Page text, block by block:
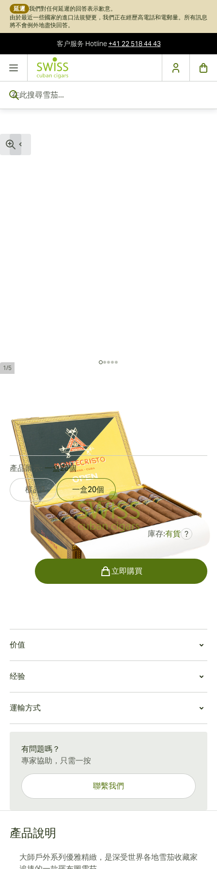
延遲 我們對任何延遲的回答表示歉意。
由於最近一些國家的進口法規變更，我們正在經歷高電話和電郵量。所有訊息
將不會例外地盡快回答。
客户服务 Hotline+41 22 518 44 43
1/5
環規:50 長度:124 mm / 4.9 英寸
0 點評
HK$1,559.64 曾是HK$2,398.24
庫存:有貨 ?
產品展示: 一盒20個
樣品3 一盒20個
立即購買
觀察大師打開的雪茄，您會發現茄皮上有凹凸和紋理，呈
金黃色，帶有美麗的油性光澤。預先點燃後，腳部散發出
甜美的焦糖和穀倉的味道。
在點燃大師公開賽系列賽後，您會注意到第一輪抽籤可能
會很緊張。它們確實打開了，提供了一致的燃燒效果。煙
微苦味，以及胡桃甜味、雪松和高柑橘色調的全面平衡。
在最後三分之一，雪茄以中等強度的結局結束，這是古巴
菸草所不具備的。正是這最後的第三個驚喜使得雪茄在收
藏家中廣受歡迎。
价值
大師公開賽是蒙特克里斯托賽，是古巴最受歡迎的馬卡斯
之一，它的年齡和價值保持得很好。近年來，稀有性推高
了其價格。
经验
這款雪茄是戶外午後的完美伴侶。它具有複雜的口味和中
等的強度和酒體。完全吸完需要大約一個小時，大師戶外
運輸方式
有問題嗎？
專家協助，只需一按
聯繫我們
產品說明
大師戶外系列優雅精緻，是深受世界各地雪茄收藏家